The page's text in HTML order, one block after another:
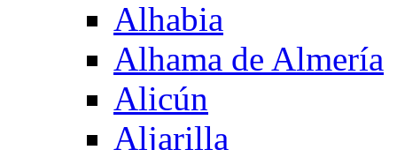
Alhabia
Alhama de Almería
Alicún
Aljarilla